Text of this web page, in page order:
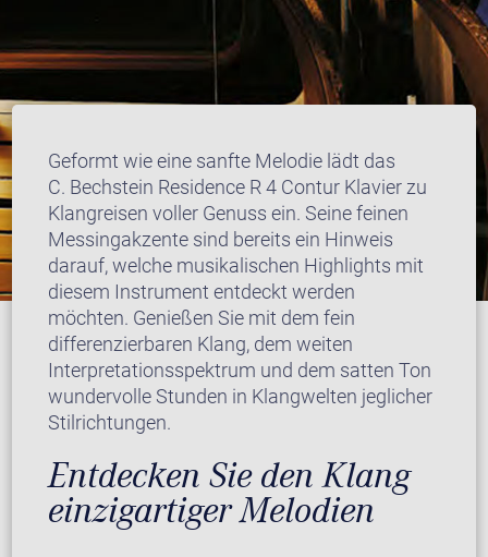
Geformt wie eine sanfte Melodie lädt das
C. Bechstein Residence R 4 Contur Klavier zu
Klangreisen voller Genuss ein. Seine feinen
Messingakzente sind bereits ein Hinweis
darauf, welche musikalischen Highlights mit
diesem Instrument entdeckt werden
möchten. Genießen Sie mit dem fein
differenzierbaren Klang, dem weiten
Interpretationsspektrum und dem satten Ton
wundervolle Stunden in Klangwelten jeglicher
Stilrichtungen.
Entdecken Sie den Klang
einzigartiger Melodien